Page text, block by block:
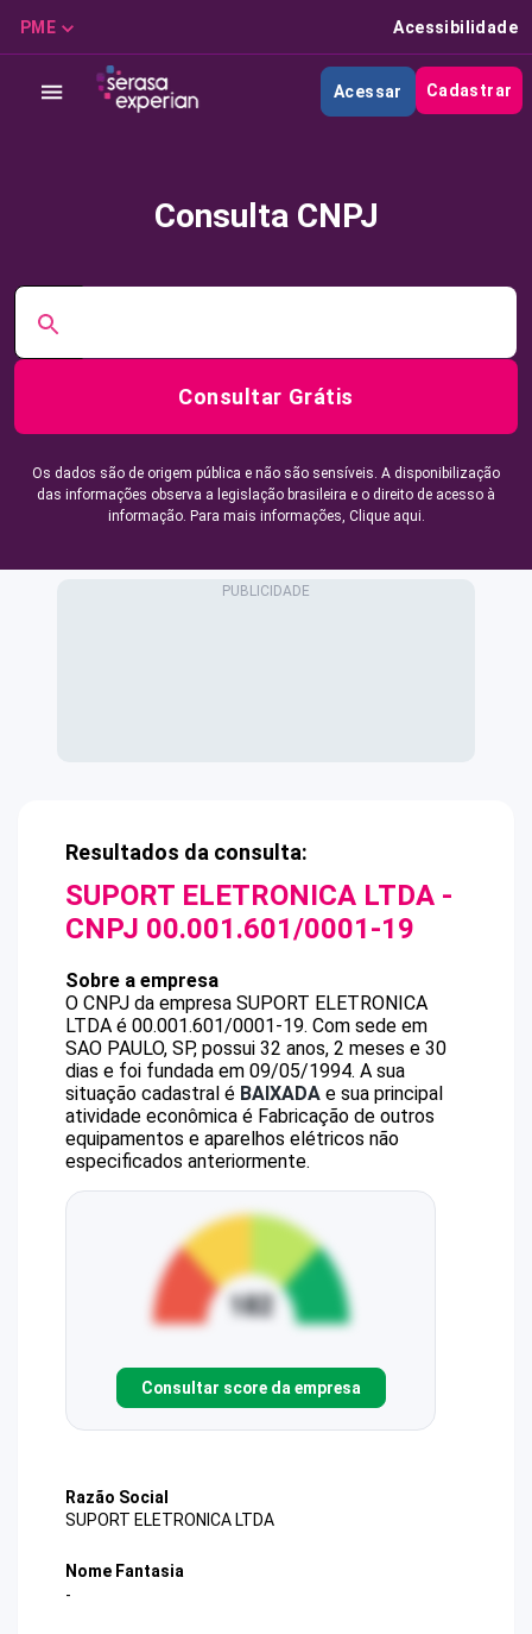
PME Acessibilidade
Acessar Cadastrar
Consulta CNPJ
Consultar Grátis
Os dados são de origem pública e não são sensíveis. A disponibilização
das informações observa a legislação brasileira e o direito de acesso à
informação. Para mais informações, Clique aqui.
Resultados da consulta:
SUPORT ELETRONICA LTDA -
CNPJ 00.001.601/0001-19
Sobre a empresa
O CNPJ da empresa SUPORT ELETRONICA
LTDA é 00.001.601/0001-19. Com sede em
SAO PAULO, SP, possui 32 anos, 2 meses e 30
dias e foi fundada em 09/05/1994. A sua
situação cadastral é BAIXADA e sua principal
atividade econômica é Fabricação de outros
equipamentos e aparelhos elétricos não
especificados anteriormente.
Consultar score da empresa
Razão Social
SUPORT ELETRONICA LTDA
Nome Fantasia
-